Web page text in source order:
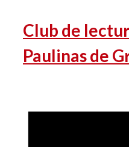
Club de
Paulinas de